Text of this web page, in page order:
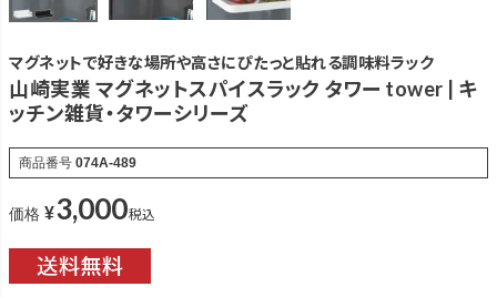
マグネットで好きな場所や高さにぴたっと貼れる調味料ラック
山崎実業 マグネットスパイスラック タワー tower | キ
ッチン雑貨・タワーシリーズ
商品番号 074A-489
価格 ¥3,000税込